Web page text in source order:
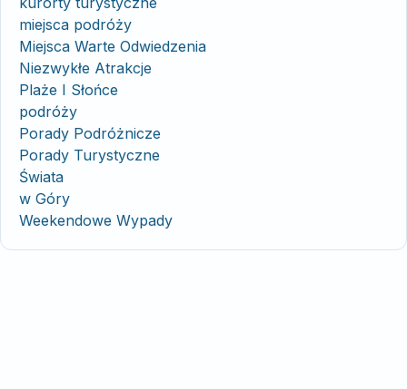
miejsca podróży
Miejsca Warte Odwiedzenia
Niezwykłe Atrakcje
Plaże I Słońce
podróży
Porady Podróżnicze
Porady Turystyczne
Świata
w Góry
Weekendowe Wypady